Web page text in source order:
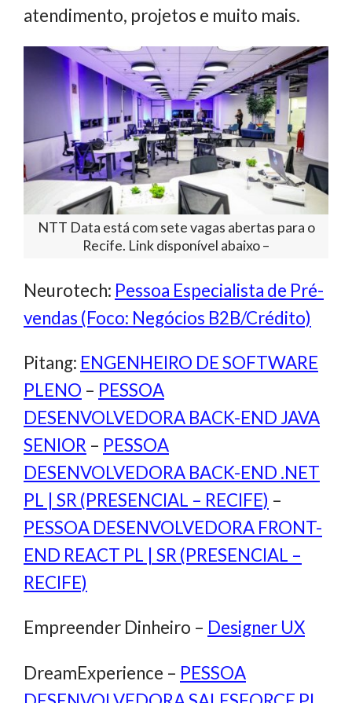
atendimento, projetos e muito mais.
NTT Data está com sete vagas abertas para o
Recife. Link disponível abaixo –
Neurotech: Pessoa Especialista de Pré-
vendas (Foco: Negócios B2B/Crédito)
Pitang: ENGENHEIRO DE SOFTWARE
PLENO – PESSOA
DESENVOLVEDORA BACK-END JAVA
SENIOR – PESSOA
DESENVOLVEDORA BACK-END .NET
PL | SR (PRESENCIAL – RECIFE) –
PESSOA DESENVOLVEDORA FRONT-
END REACT PL | SR (PRESENCIAL –
RECIFE)
Empreender Dinheiro – Designer UX
DreamExperience – PESSOA